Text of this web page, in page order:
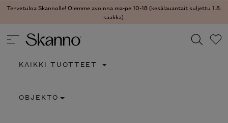
Tervetuloa Skannolle! Olemme avoinna ma-pe 10-18 (kesälauantait suljettu 1.8.
saakka).
Type 2 or more characters for results.
KAIKKI TUOTTEET
OBJEKTO